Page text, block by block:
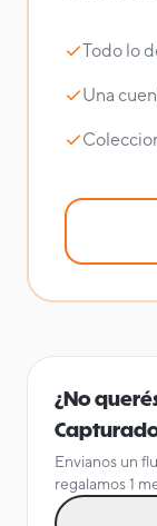
Todo lo
Una
¿No
Envianos un
regalamos 1